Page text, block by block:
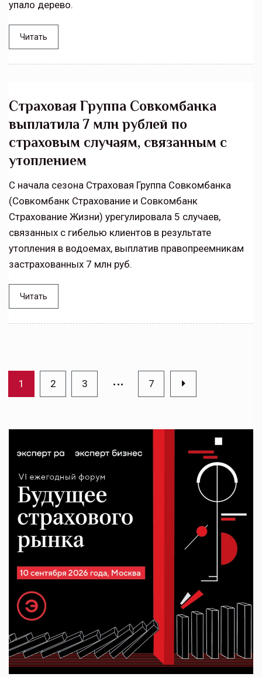
упало дерево.
Читать
Страховая Группа Совкомбанка
выплатила 7 млн рублей по
страховым случаям, связанным с
утоплением
С начала сезона Страховая Группа Совкомбанка
(Совкомбанк Страхование и Совкомбанк
Страхование Жизни) урегулировала 5 случаев,
связанных с гибелью клиентов в результате
утопления в водоемах, выплатив правопреемникам
застрахованных 7 млн руб.
Читать
1 2 3 … 7